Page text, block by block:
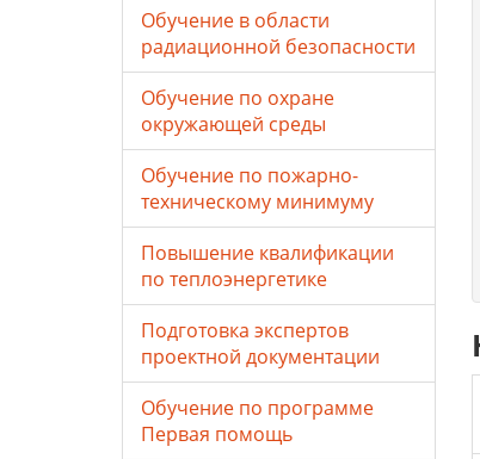
Обучение в области
радиационной безопасности
Обучение по охране
окружающей среды
Обучение по пожарно-
техническому минимуму
Повышение квалификации
по теплоэнергетике
Подготовка экспертов
проектной документации
Обучение по программе
Первая помощь